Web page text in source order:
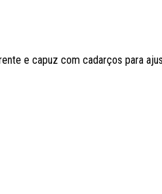
e capuz com cadarços para